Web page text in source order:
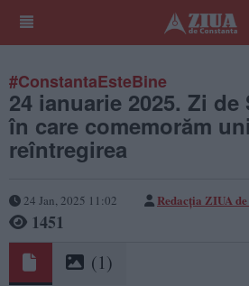
#ConstantaEsteBine
24 ianuarie 2025. Zi de
în care comemorăm
reîntregirea
24 Jan, 2025 11:02 Redacția ZIUA
1451
(1)